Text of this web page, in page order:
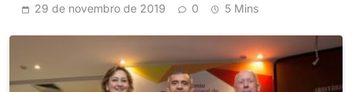
29 de novembro de 2019 0 5 Mins